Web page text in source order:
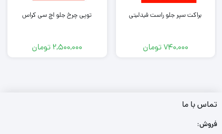
براکت سپر جلو راست فیدلیتی
740,000تومان
توپی چرخ جلو اچ سی کراس
2,500,000 تومان
تماس با ما
فروش: